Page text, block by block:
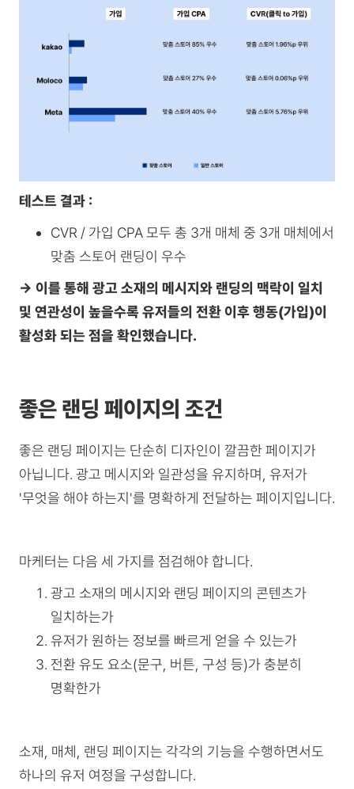
테스트 결과 :
CVR / 가입 CPA 모두 총 3개 매체 중 3개 매체에서
맞춤 스토어 랜딩이 우수
→ 이를 통해 광고 소재의 메시지와 랜딩의 맥락이 일치
및 연관성이 높을수록 유저들의 전환 이후 행동(가입)이
활성화 되는 점을 확인했습니다.
좋은 랜딩 페이지의 조건
좋은 랜딩 페이지는 단순히 디자인이 깔끔한 페이지가
아닙니다. 광고 메시지와 일관성을 유지하며, 유저가
'무엇을 해야 하는지'를 명확하게 전달하는 페이지입니다.
마케터는 다음 세 가지를 점검해야 합니다.
광고 소재의 메시지와 랜딩 페이지의 콘텐츠가
일치하는가
유저가 원하는 정보를 빠르게 얻을 수 있는가
전환 유도 요소(문구, 버튼, 구성 등)가 충분히
명확한가
소재, 매체, 랜딩 페이지는 각각의 기능을 수행하면서도
하나의 유저 여정을 구성합니다.